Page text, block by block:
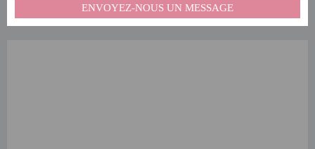
ENVOYEZ-NOUS UN MESSAGE